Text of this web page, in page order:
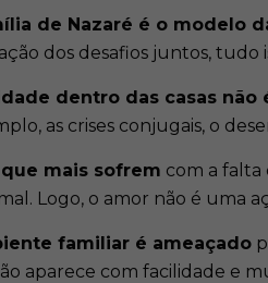
de Nazaré é o modelo
dos desafios juntos,
dentro das casas não
as crises conjugais, o
mais sofrem com a falta
Logo, o amor não é uma
familiar é ameaçado
aparece com facilidade e